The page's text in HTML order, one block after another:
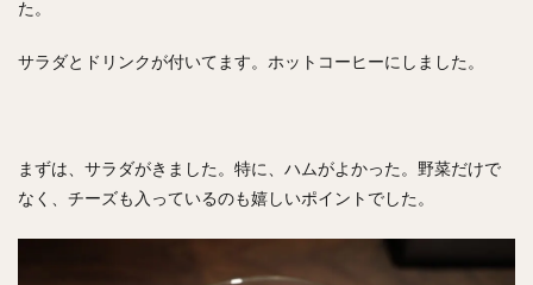
た。
サラダとドリンクが付いてます。ホットコーヒーにしました。
まずは、サラダがきました。特に、ハムがよかった。野菜だけで
なく、チーズも入っているのも嬉しいポイントでした。